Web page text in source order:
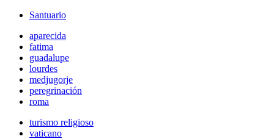
Santuario
aparecida
fatima
guadalupe
lourdes
medjugorje
peregrinación
roma
turismo religioso
vaticano